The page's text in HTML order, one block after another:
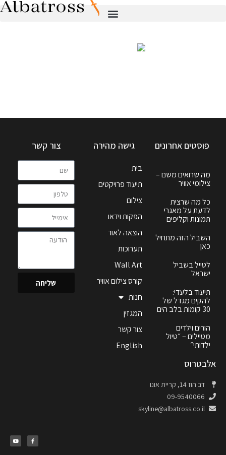
פוסטים אחרונים
מה שרואים משם –
צילומי אוויר
כל מה שרצית
לדעת על מאגרי
תמונות וקליפים
השביל הזה מתחיל
כאן
לטייל בשביל
ישראל
תיעוד בלעדי:
להקים מגדל של
30 קומות בלב הים
הורים וילדים
מטיילים – ״טיול
ילדותי״
גישה מהירה
בית
תיעוד פרויקטים
צילום
הפקות וידאו
הוצאה לאור
תערוכות
Wall Art
קורס צילום אוויר
חנות
המגזין
צור קשר
English
צור קשר
שליחה
אלבטרוס
דב הוז 14, קריית אונו
09-9540066
skyline@albatross.co.il